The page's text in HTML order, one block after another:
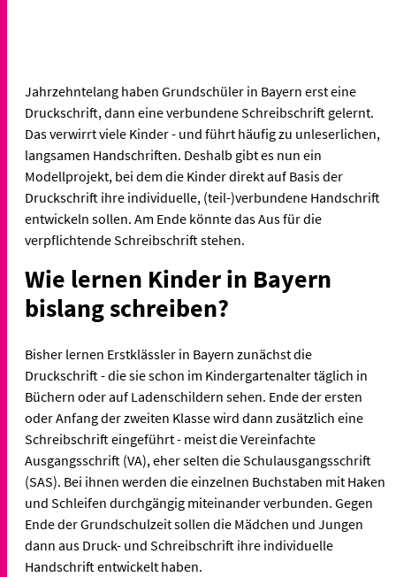
Jahrzehntelang haben Grundschüler in Bayern erst eine
Druckschrift, dann eine verbundene Schreibschrift gelernt.
Das verwirrt viele Kinder - und führt häufig zu unleserlichen,
langsamen Handschriften. Deshalb gibt es nun ein
Modellprojekt, bei dem die Kinder direkt auf Basis der
Druckschrift ihre individuelle, (teil-)verbundene Handschrift
entwickeln sollen. Am Ende könnte das Aus für die
verpflichtende Schreibschrift stehen.
Wie lernen Kinder in Bayern
bislang schreiben?
Bisher lernen Erstklässler in Bayern zunächst die
Druckschrift - die sie schon im Kindergartenalter täglich in
Büchern oder auf Ladenschildern sehen. Ende der ersten
oder Anfang der zweiten Klasse wird dann zusätzlich eine
Schreibschrift eingeführt - meist die Vereinfachte
Ausgangsschrift (VA), eher selten die Schulausgangsschrift
(SAS). Bei ihnen werden die einzelnen Buchstaben mit Haken
und Schleifen durchgängig miteinander verbunden. Gegen
Ende der Grundschulzeit sollen die Mädchen und Jungen
dann aus Druck- und Schreibschrift ihre individuelle
Handschrift entwickelt haben.